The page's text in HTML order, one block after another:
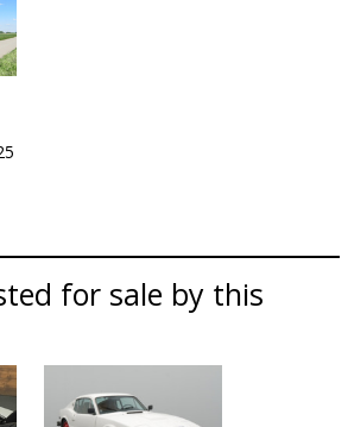
for sale by this